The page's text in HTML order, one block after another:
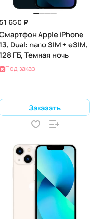
51 650 ₽
Смартфон Apple iPhone
13, Dual: nano SIM + eSIM,
128 ГБ, Темная ночь
Под заказ
Заказать